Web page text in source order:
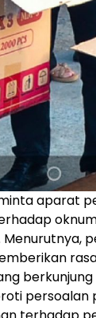
aparat
persoalan